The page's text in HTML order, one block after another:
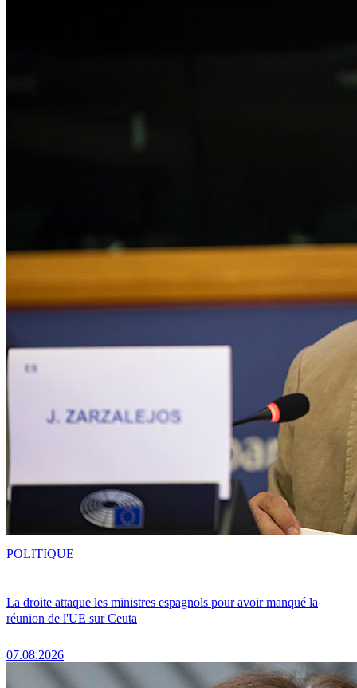
La droite attaque les ministres espagnols pour avoir manqué la
réunion de l'UE sur Ceuta
07.08.2026
POLITIQUE